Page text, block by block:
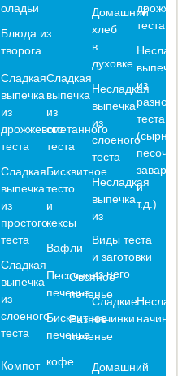
оладьи
Блюда из
творога
Сладкая
выпечка
из
дрожжевого
теста
Сладкая
выпечка
из
простого
теста
Сладкая
выпечка
из
слоеного
теста
Сладкая
выпечка
из
сметанного
теста
Бисквитное
тесто
и
кексы
Вафли
Песочное
печенье
Бисквитное
печенье
Овсяное
печенье
Разное
печенье
Домашний
хлеб
в
духовке
Несладкая
выпечка
из
слоеного
теста
Несладкая
выпечка
из
теста
из
разного
теста
и
т.д.)
Виды теста
и заготовки
из него
Сладкие
начинки
Компот кофе
Домашний